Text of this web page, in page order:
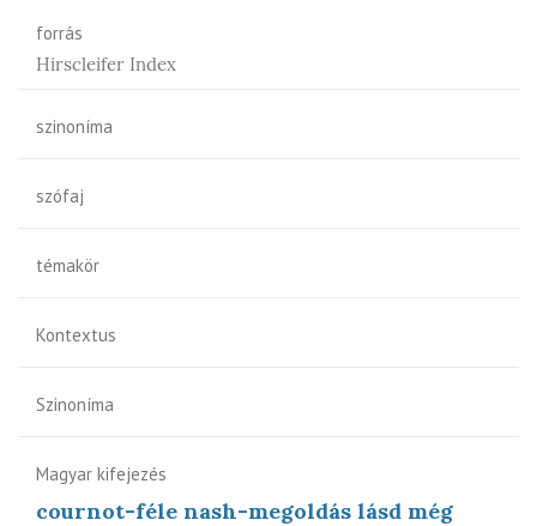
forrás
Hirscleifer Index
szinoníma
szófaj
témakör
Kontextus
Szinoníma
Magyar kifejezés
cournot-féle nash-megoldás lásd még